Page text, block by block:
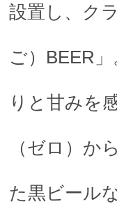
設置し、ク
ご）BEER
りと甘みを
（ゼロ）か
た黒ビール